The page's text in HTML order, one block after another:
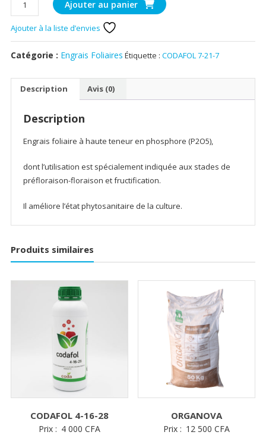
de
CODAFOL
7-
21-
Ajouter au panier
Ajouter à la liste d’envies
Catégorie : Engrais Foliaires Étiquette : CODAFOL 7-21-7
Description Avis (0)
Description
Engrais foliaire à haute teneur en phosphore (P2O5),
dont l’utilisation est spécialement indiquée aux stades de
préfloraison-floraison et fructification.
Il améliore l’état phytosanitaire de la culture.
Produits similaires
CODAFOL 4-16-28
Prix : 4 000 CFA
ORGANOVA
Prix : 12 500CFA